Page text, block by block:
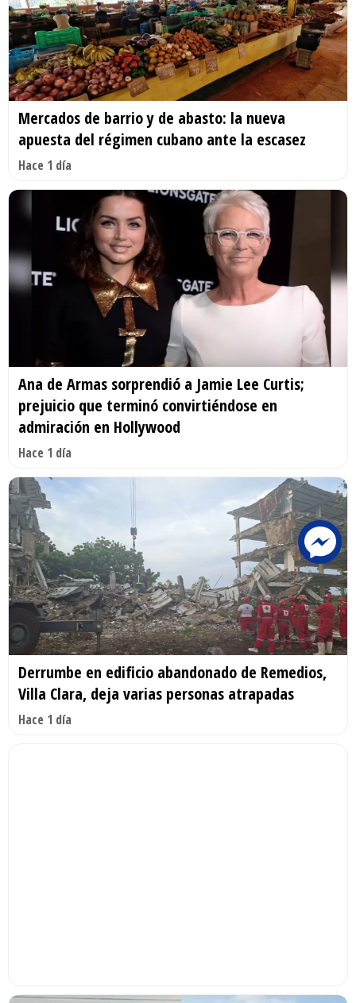
Mercados de barrio y de abasto: la nueva
apuesta del régimen cubano ante la escasez
Hace 1 día
Ana de Armas sorprendió a Jamie Lee Curtis;
prejuicio que terminó convirtiéndose en
admiración en Hollywood
Hace 1 día
Derrumbe en edificio abandonado de Remedios,
Villa Clara, deja varias personas atrapadas
Hace 1 día